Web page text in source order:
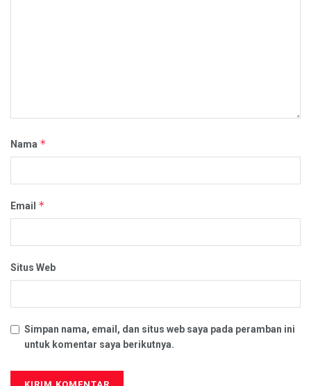
Nama *
Email *
Situs Web
Simpan nama, email, dan situs web saya pada peramban ini
untuk komentar saya berikutnya.